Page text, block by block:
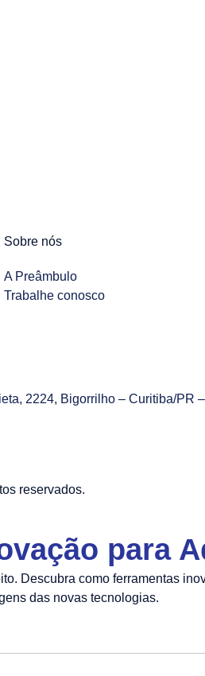
Sobre nós
A Preâmbulo
Trabalhe conosco
2224, Bigorrilho – Curitiba/PR
reservados.
para
Descubra como ferramentas
das novas tecnologias.